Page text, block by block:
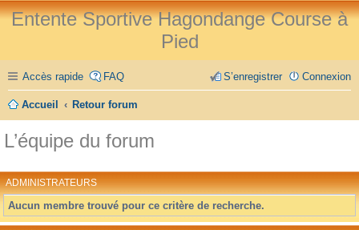
Entente Sportive Hagondange Course à
Pied
Accès rapide FAQ Connexion
S’enregistrer
Accueil Retour forum
L’équipe du forum
ADMINISTRATEURS
Aucun membre trouvé pour ce critère de recherche.